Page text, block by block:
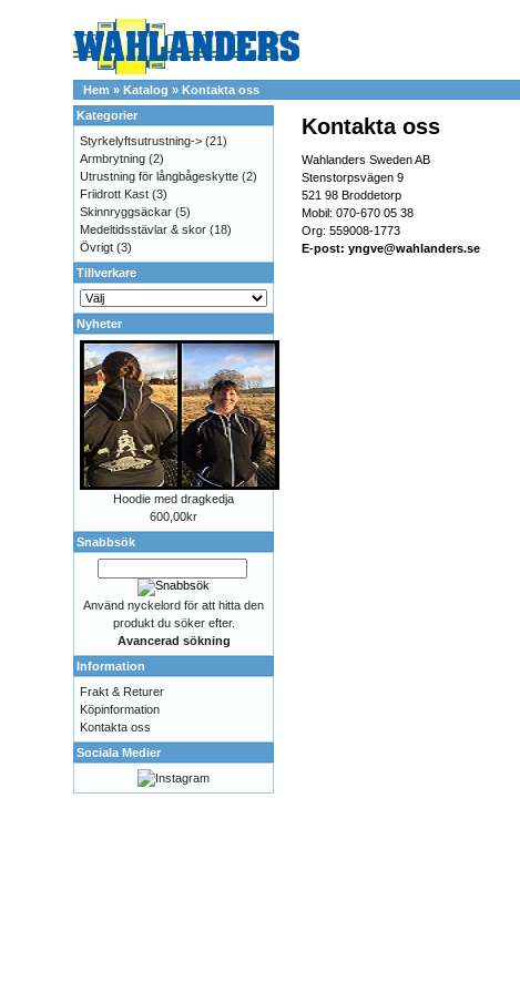
Hem »Katalog »Kontakta oss
Kontakta oss
Wahlanders Sweden AB
Stenstorpsvägen 9
521 98 Broddetorp
Mobil: 070-670 05 38
Org: 559008-1773
E-post:yngve@wahlanders.se
Kategorier
Styrkelyftsutrustning-> (21)
Armbrytning (2)
Utrustning för långbågeskytte (2)
Friidrott Kast (3)
Skinnryggsäckar (5)
Medeltidsstävlar & skor (18)
Övrigt (3)
Tillverkare
Nyheter
Hoodie med dragkedja
600,00kr
Snabbsök
Använd nyckelord för att hitta den
produkt du söker efter.
Avancerad sökning
Information
Frakt & Returer
Köpinformation
Kontakta oss
Sociala Medier